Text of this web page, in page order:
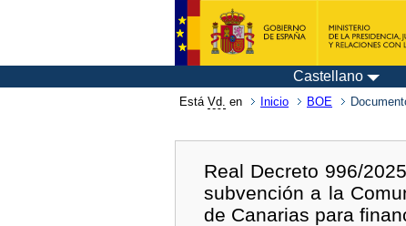
Castellano
Está Vd. en Inicio BOE
Real Decreto 996/
subvención a la
de Canarias para